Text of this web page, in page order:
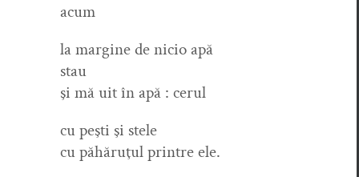
acum
la mar­gine de nicio apă
stau
şi mă uit în apă : cerul
cu peşti şi stele
cu păhăruţul print­re ele.